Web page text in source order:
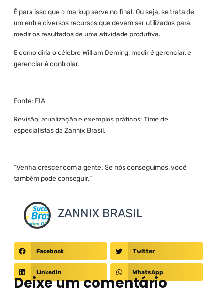
É para isso que o markup serve no final. Ou seja, se trata de
um entre diversos recursos que devem ser utilizados para
medir os resultados de uma atividade produtiva.
E como diria o célebre William Deming, medir é gerenciar, e
gerenciar é controlar.
Fonte: FIA.
Revisão, atualização e exemplos práticos: Time de
especialistas da Zannix Brasil.
“Venha crescer com a gente. Se nós conseguimos, você
também pode conseguir.”
ZANNIX BRASIL
Facebook Twitter
LinkedIn WhatsApp
Deixe um comentário